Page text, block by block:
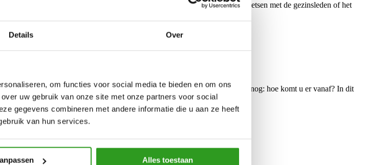
Details Over
om functies voor social media te bieden en om ons
uw gebruik van onze site met onze partners voor social
gegevens combineren met andere informatie die u aan ze heeft
van hun services.
Alles toestaan
de woonkamer. Dat is gezellig, want zo kunt u tijdens het koken gezellig kletsen met de gezinsleden of het
en bijna iedereen krijgt ermee te maken. Hoe ontstaat het en belangrijker nog: hoe komt u er vanaf? In dit